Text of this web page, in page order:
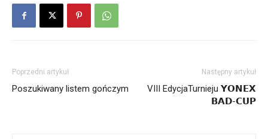
Poprzedni artykuł
Poszukiwany listem gończym
Następny artykuł
VIII EdycjaTurnieju 𝗬𝗢𝗡𝗘𝗫
𝗕𝗔𝗗-𝗖𝗨𝗣